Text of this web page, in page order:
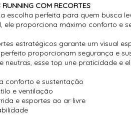
COM RECORTES
escolha perfeita para quem busca
ele proporciona máximo conforto e
estratégicos garante um visual
proporcionam segurança e
neutras, esse top une praticidade
conforto e sustentação
e ventilação
e esportes ao ar livre